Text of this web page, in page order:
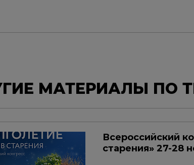
МАТЕРИАЛЫ ПО
Всероссийский
старения» 27-28